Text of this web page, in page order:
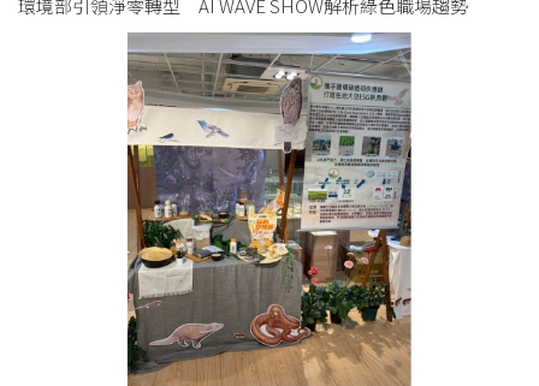
環境部引領淨零轉型 AI WAVE SHOW解析綠色職場趨勢